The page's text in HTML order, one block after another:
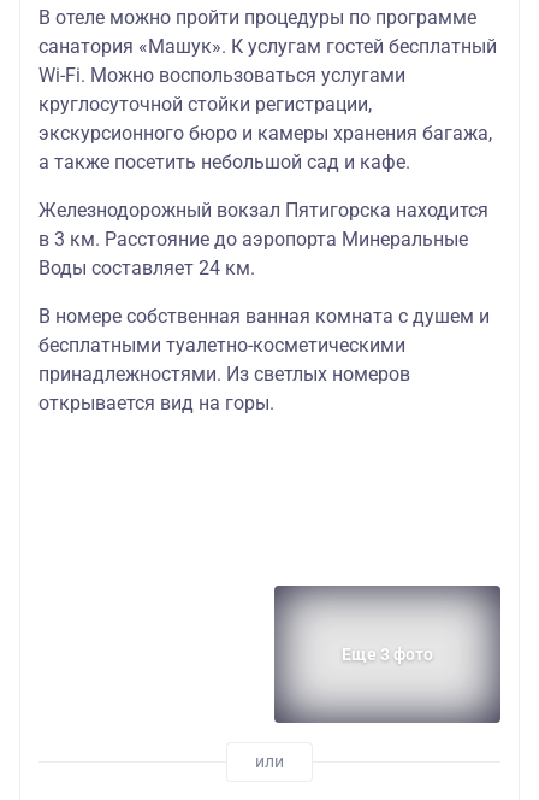
В отеле можно пройти процедуры по программе
санатория «Машук». К услугам гостей бесплатный
Wi-Fi. Можно воспользоваться услугами
круглосуточной стойки регистрации,
экскурсионного бюро и камеры хранения багажа,
а также посетить небольшой сад и кафе.
Железнодорожный вокзал Пятигорска находится
в 3 км. Расстояние до аэропорта Минеральные
Воды составляет 24 км.
В номере собственная ванная комната с душем и
бесплатными туалетно-косметическими
принадлежностями. Из светлых номеров
открывается вид на горы.
Еще 3 фото